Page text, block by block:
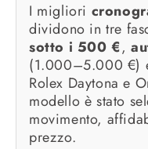
I migliori
dividono in tre
sotto i 500 €,
(1.000–5.000 €)
Rolex Daytona e
modello è stato
movimento,
prezzo.